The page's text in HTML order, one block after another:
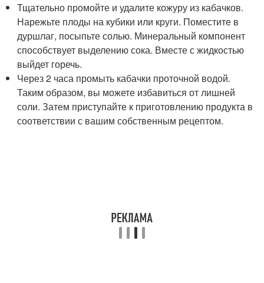
Тщательно промойте и удалите кожуру из кабачков.
Нарежьте плоды на кубики или круги. Поместите в
дуршлаг, посыпьте солью. Минеральный компонент
способствует выделению сока. Вместе с жидкостью
выйдет горечь.
Через 2 часа промыть кабачки проточной водой.
Таким образом, вы можете избавиться от лишней
соли. Затем приступайте к приготовлению продукта в
соответствии с вашим собственным рецептом.